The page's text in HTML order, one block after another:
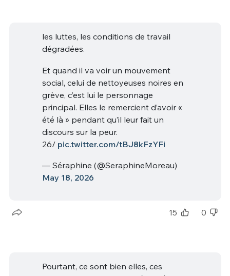
les luttes, les conditions de travail
dégradées.
Et quand il va voir un mouvement
social, celui de nettoyeuses noires en
grève, c’est lui le personnage
principal. Elles le remercient d’avoir «
été là » pendant qu’il leur fait un
discours sur la peur.
26/ pic.twitter.com/tBJ8kFzYFi
— Séraphine (@SeraphineMoreau)
May 18, 2026
15 0
Pourtant, ce sont bien elles, ces